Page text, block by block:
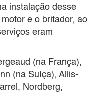
instalação desse
e o britador, ao
eram
(na França),
(na Suíça), Allis-
Nordberg,